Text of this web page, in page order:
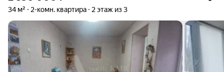
34 м² 2-комн. квартира 2 этаж из 3